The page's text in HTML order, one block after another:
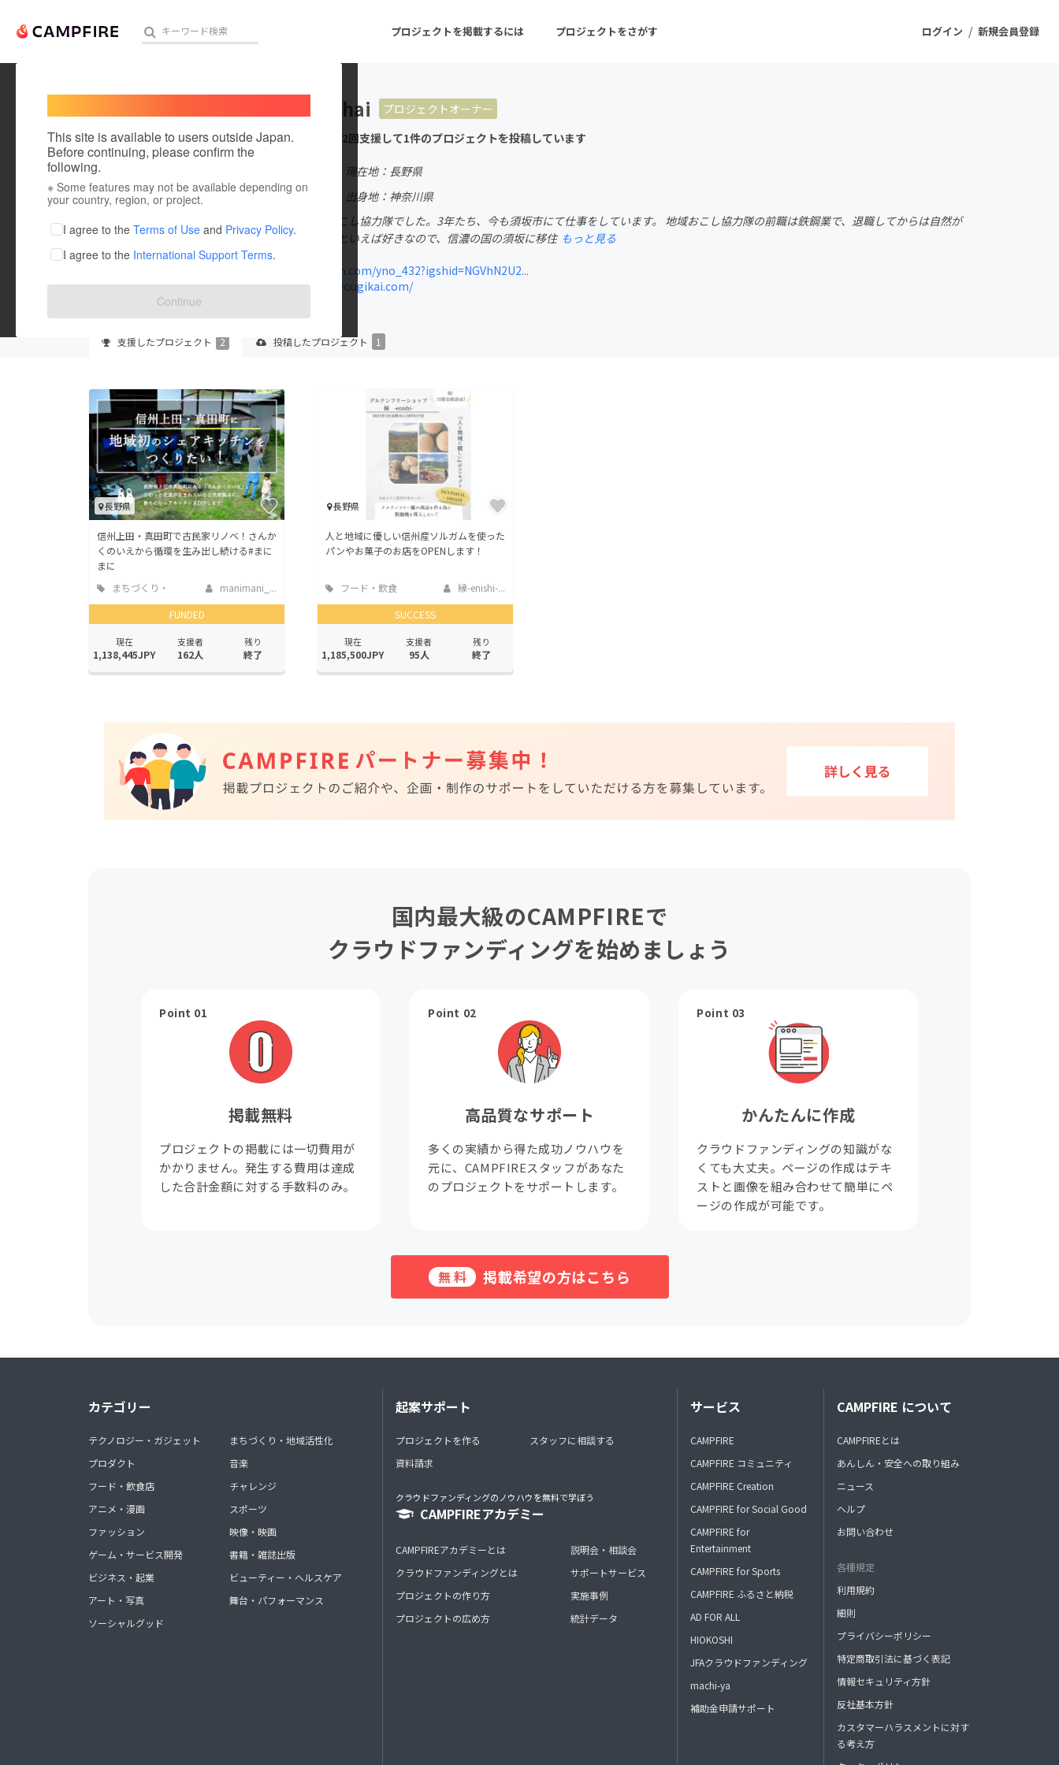
ログイン / 新規会員登録
プロジェクトを掲載するには プロジェクトをさがす
人気のプロジェクト 注目のリターン 注目の新着プロジェクト
アート・写真 音楽
テクノロジー・ガジェット
ゲーム・サービス開発 フード・飲食店
ファッション
映像・映画
ビジネス・起業
チャレンジ
まちづくり・地域活性化
CAMPFIREふるさと納税
This site is available to users outside Japan.
Before continuing, please confirm the
following.
※ Some features may not be available depending on
your country, region, or project.
I agree to the Terms of Use and Privacy Policy.
I agree to the International Support Terms.
Continue
mura_chai
プロジェクトオーナー
これまでに2回支援して1件のプロジェクトを投稿しています
現在地：長野県
出身国：日本
出身地：神奈川県
須坂市地域おこし協力隊でした。3年たち、今も須坂市にて仕事をしています。 地域おこし協力隊の前職は鉄鋼業で、退職してからは自然が
好きか嫌いかといえば好きなので、信濃の国の須坂に移住 もっと見る
instagram.com/yno_432?igshid=NGVhN2U2...
suzaka-kyougikai.com/
支援したプロジェクト 2 投稿したプロジェクト 1
長野県
信州上田・真田町で古民家リノベ！さんか
くのいえから循環を生み出し続ける#まに
まに
まちづくり・
地域活性化
manimani_...
FUNDED
現在
1,138,445JPY
支援者
162人
残り
終了
長野県
人と地域に優しい信州産ソルガムを使った
パンやお菓子のお店をOPENします！
フード・飲食
店
縁-enishi-...
SUCCESS
現在
1,185,500JPY
支援者
95人
残り
終了
国内最大級のCAMPFIREで
クラウドファンディングを始めましょう
Point 01
掲載無料
プロジェクトの掲載には一切費用が
かかりません。発生する費用は達成
した合計金額に対する手数料のみ。
Point 02
高品質なサポート
多くの実績から得た成功ノウハウを
元に、CAMPFIREスタッフがあなた
のプロジェクトをサポートします。
Point 03
かんたんに作成
クラウドファンディングの知識がな
くても大丈夫。ページの作成はテキ
ストと画像を組み合わせて簡単にペ
ージの作成が可能です。
無料 掲載希望の方はこちら
カテゴリー
テクノロジー・ガジェット
プロダクト
フード・飲食店
アニメ・漫画
ファッション
ゲーム・サービス開発
ビジネス・起業
アート・写真
ソーシャルグッド
まちづくり・地域活性化
音楽
チャレンジ
スポーツ
映像・映画
書籍・雑誌出版
ビューティー・ヘルスケア
舞台・パフォーマンス
起案サポート
プロジェクトを作る
資料請求
スタッフに相談する
クラウドファンディングのノウハウを無料で学ぼう
CAMPFIREアカデミー
CAMPFIREアカデミーとは
クラウドファンディングとは
プロジェクトの作り方
プロジェクトの広め方
説明会・相談会
サポートサービス
実施事例
統計データ
サービス
CAMPFIRE
CAMPFIRE コミュニティ
CAMPFIRE Creation
CAMPFIRE for Social Good
CAMPFIRE for
Entertainment
CAMPFIRE for Sports
CAMPFIRE ふるさと納税
AD FOR ALL
HIOKOSHI
JFAクラウドファンディング
machi-ya
補助金申請サポート
CAMPFIRE について
CAMPFIREとは
あんしん・安全への取り組み
ニュース
ヘルプ
お問い合わせ
各種規定
利用規約
細則
プライバシーポリシー
特定商取引法に基づく表記
情報セキュリティ方針
反社基本方針
カスタマーハラスメントに対す
る考え方